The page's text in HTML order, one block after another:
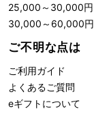
25,000 ～ 30,000円
30,000 ～ 60,000円
ご不明な点は
ご利用ガイド
よくあるご質問
eギフトについて